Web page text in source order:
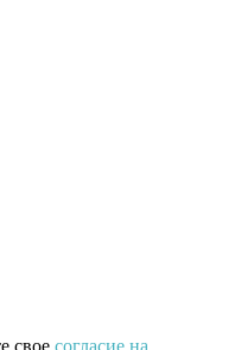
свое согласие на